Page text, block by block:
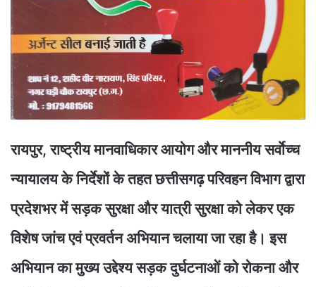
रायपुर, राष्ट्रीय मानवाधिकार आयोग और माननीय सर्वाेच्च
न्यायालय के निर्देशों के तहत छत्तीसगढ़ परिवहन विभाग द्वारा
प्रदेशभर में सड़क सुरक्षा और यात्री सुरक्षा को लेकर एक
विशेष जांच एवं प्रवर्तन अभियान चलाया जा रहा है। इस
अभियान का मुख्य उद्देश्य सड़क दुर्घटनाओं को रोकना और